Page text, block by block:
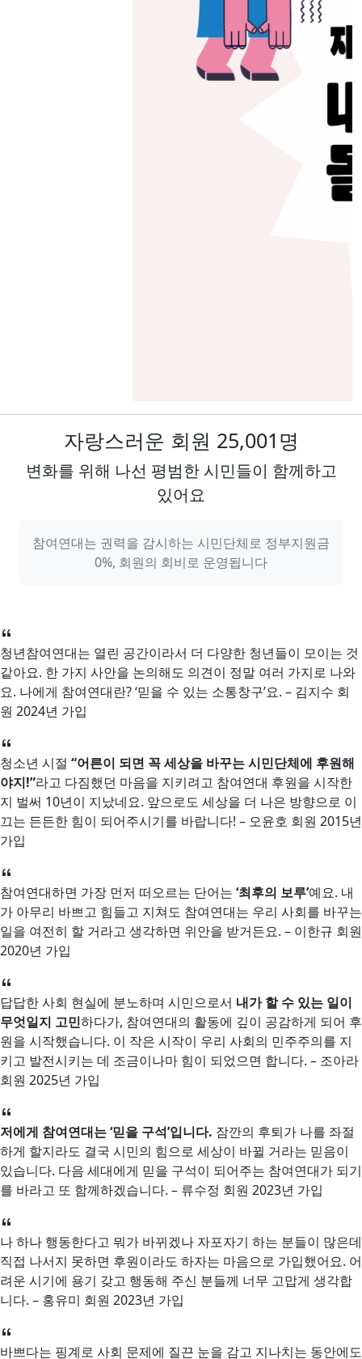
Next
자랑스러운 회원 25,001 명
변화를 위해 나선 평범한 시민들이 함께하고
있어요
참여연대는 권력을 감시하는 시민단체로 정부지원금
0%, 회원의 회비로 운영됩니다
청년참여연대는 열린 공간이라서 더 다양한 청년들이 모이는 것
같아요. 한 가지 사안을 논의해도 의견이 정말 여러 가지로 나와
요. 나에게 참여연대란? ‘믿을 수 있는 소통창구’요. – 김지수 회
원 2024년 가입
청소년 시절 “어른이 되면 꼭 세상을 바꾸는 시민단체에 후원해
야지!”라고 다짐했던 마음을 지키려고 참여연대 후원을 시작한
지 벌써 10년이 지났네요. 앞으로도 세상을 더 나은 방향으로 이
끄는 든든한 힘이 되어주시기를 바랍니다! – 오윤호 회원 2015년
가입
참여연대하면 가장 먼저 떠오르는 단어는 ‘최후의 보루’예요. 내
가 아무리 바쁘고 힘들고 지쳐도 참여연대는 우리 사회를 바꾸는
일을 여전히 할 거라고 생각하면 위안을 받거든요. – 이한규 회원
2020년 가입
답답한 사회 현실에 분노하며 시민으로서 내가 할 수 있는 일이
무엇일지 고민하다가, 참여연대의 활동에 깊이 공감하게 되어 후
원을 시작했습니다. 이 작은 시작이 우리 사회의 민주주의를 지
키고 발전시키는 데 조금이나마 힘이 되었으면 합니다. – 조아라
회원 2025년 가입
저에게 참여연대는 ‘믿을 구석’입니다. 잠깐의 후퇴가 나를 좌절
하게 할지라도 결국 시민의 힘으로 세상이 바뀔 거라는 믿음이
있습니다. 다음 세대에게 믿을 구석이 되어주는 참여연대가 되기
를 바라고 또 함께하겠습니다. – 류수정 회원 2023년 가입
나 하나 행동한다고 뭐가 바뀌겠나 자포자기 하는 분들이 많은데
직접 나서지 못하면 후원이라도 하자는 마음으로 가입했어요. 어
려운 시기에 용기 갖고 행동해 주신 분들께 너무 고맙게 생각합
니다. – 홍유미 회원 2023년 가입
바쁘다는 핑계로 사회 문제에 질끈 눈을 감고 지나치는 동안에도